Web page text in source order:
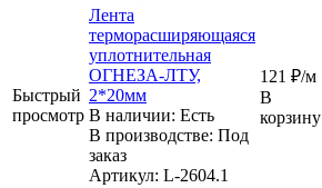
Быстрый
просмотр
Лента
терморасширяющаяся
уплотнительная
ОГНЕЗА-ЛТУ,
2*20мм
В наличии: Eсть
В производстве: Под
заказ
Артикул: L-2604.1
121 ₽/м
В
корзину